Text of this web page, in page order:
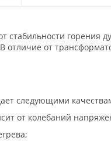
стабильности
отличие от
следующими
от колебаний